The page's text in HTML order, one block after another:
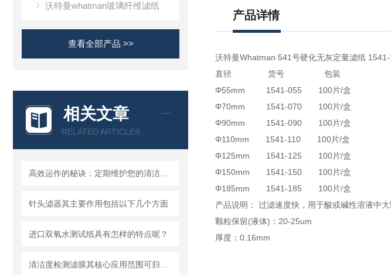
沃特曼whatman玻璃纤维滤纸
查看全部产品 >>
相关文章
RELATED ARTICLES
针头滤器其主要作用包括以下几个方面
进口双氧水测试纸具有怎样的特点呢？
产品详情
沃特曼Whatman 541号硬化无灰定量滤纸
直径 货号 包装
Φ55mm 1541-055 100片/盒
Φ70mm 1541-070 100片/盒
Φ90mm 1541-090 100片/盒
Φ110mm 1541-110 100片/盒
Φ125mm 1541-125 100片/盒
Φ150mm 1541-150 100片/盒
Φ185mm 1541-185 100片/盒
产品说明： 过滤速度快，用于酸或碱性溶液中
颗粒保留(液体)：20-25um
厚度：0.16mm